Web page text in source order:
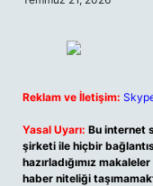
Reklam ve İletişim:
Yasal Uyarı: Bu internet
şirketi ile hiçbir
hazırladığımız
haber niteliği